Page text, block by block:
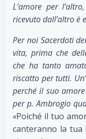
L’amore per
ricevuto dall’altro è
Per noi Sacerdoti
vita, prima che
che ha tanto
riscatto per tutti.
perché il suo
per p. Ambrogio
«Poiché il tuo
canteranno la tua